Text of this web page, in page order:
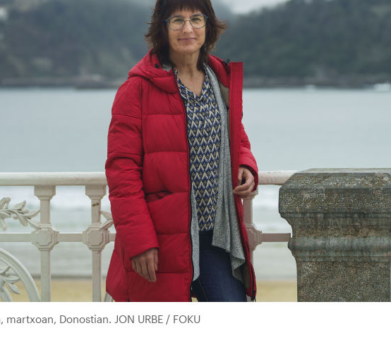
martxoan, Donostian. JON URBE / FOKU